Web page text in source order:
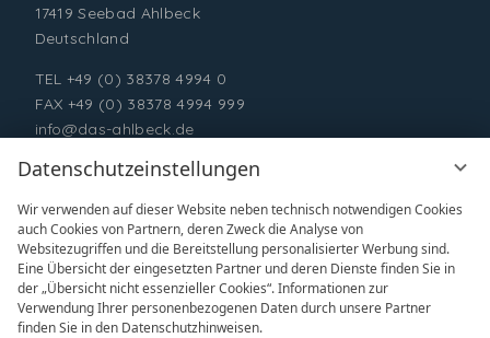
Datenschutzeinstellungen
Wir verwenden auf dieser Website neben technisch notwendigen Cookies
auch Cookies von Partnern, deren Zweck die Analyse von
Websitezugriffen und die Bereitstellung personalisierter Werbung sind.
Eine Übersicht der eingesetzten Partner und deren Dienste finden Sie in
der „Übersicht nicht essenzieller Cookies“. Informationen zur
Verwendung Ihrer personenbezogenen Daten durch unsere Partner
finden Sie in den Datenschutzhinweisen.
17419 Seebad Ahlbeck
Deutschland
TEL +49 (0) 38378 4994 0
FAX +49 (0) 38378 4994 999
info@das-ahlbeck.de
ONLINE BUCHEN ANFRAGEN